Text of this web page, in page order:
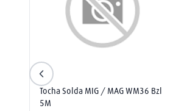
Tocha Solda MIG / MAG WM36 Bzl
5M